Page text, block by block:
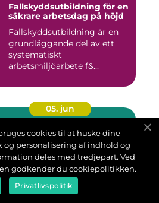
Fallskyddsutbildning för en
säkrare arbetsdag på höjd
Fallskyddsutbildning är en
grundläggande del av ett
systematiskt
arbetsmiljöarbete f&...
05. jun
Däck stockholm guide till
säkra och smarta val året
runt
Att välja rätt däck i
Stockholm handlar om mer
än pris och mönsterdjup.
cookies til at huske dine
personalisering af indhold og
deles med tredjepart. Ved
godkender du cookiepolitikken.
Privatlivspolitik